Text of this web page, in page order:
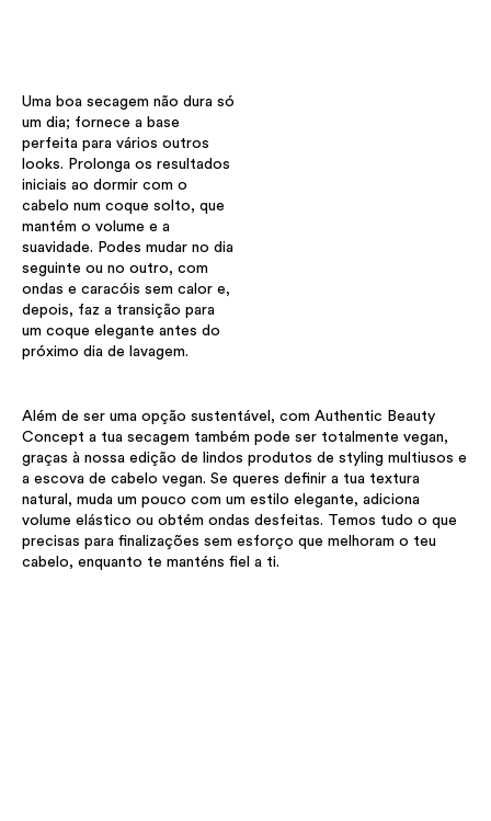
Uma boa secagem não dura só
um dia; fornece a base
perfeita para vários outros
looks. Prolonga os resultados
iniciais ao dormir com o
cabelo num coque solto, que
mantém o volume e a
suavidade. Podes mudar no dia
seguinte ou no outro, com
ondas e caracóis sem calor e,
depois, faz a transição para
um coque elegante antes do
próximo dia de lavagem.
Além de ser uma opção sustentável, com Authentic Beauty
Concept a tua secagem também pode ser totalmente vegan,
graças à nossa edição de lindos produtos de styling multiusos e
a escova de cabelo vegan. Se queres definir a tua textura
natural, muda um pouco com um estilo elegante, adiciona
volume elástico ou obtém ondas desfeitas. Temos tudo o que
precisas para finalizações sem esforço que melhoram o teu
cabelo, enquanto te manténs fiel a ti.